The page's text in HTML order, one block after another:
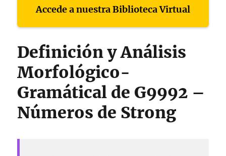
Accede a nuestra Biblioteca Virtual
Definición y Análisis
Morfológico-
Gramátical de G9992 –
Números de Strong